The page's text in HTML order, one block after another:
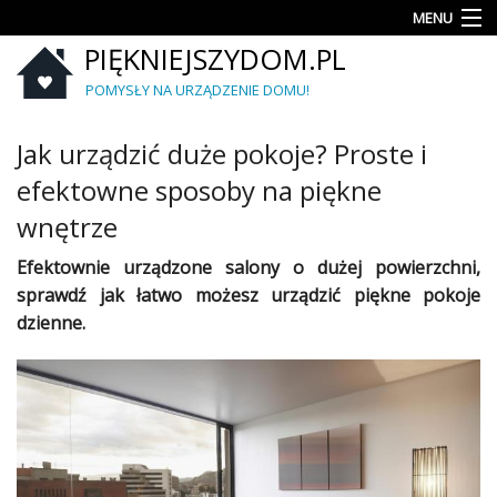
MENU
Aranżacje
wnętrz
Łazienka
Sypialnia
Salon
Zrób
sam
Ogród
Dekoracje
PIĘKNIEJSZYDOM.PL
POMYSŁY NA URZĄDZENIE DOMU!
Jak urządzić duże pokoje? Proste i
efektowne sposoby na piękne
wnętrze
Efektownie urządzone salonyo dużej powierzchni,
sprawdź jak łatwo możesz urządzić piękne pokoje
dzienne.